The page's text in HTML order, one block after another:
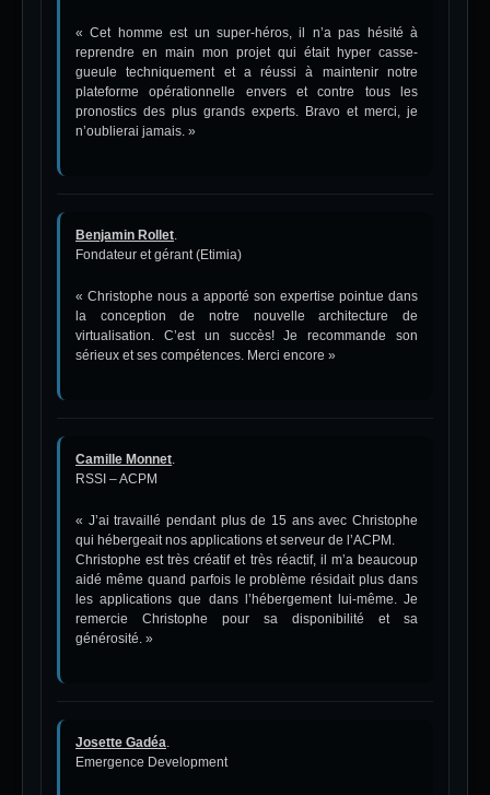
« Cet homme est un super-héros, il n’a pas hésité à
reprendre en main mon projet qui était hyper casse-
gueule techniquement et a réussi à maintenir notre
plateforme opérationnelle envers et contre tous les
pronostics des plus grands experts. Bravo et merci, je
n’oublierai jamais. »
Benjamin Rollet.
Fondateur et gérant (Etimia)
« Christophe nous a apporté son expertise pointue dans
la conception de notre nouvelle architecture de
virtualisation. C’est un succès! Je recommande son
sérieux et ses compétences. Merci encore »
Camille Monnet.
RSSI – ACPM
« J’ai travaillé pendant plus de 15 ans avec Christophe
qui hébergeait nos applications et serveur de l’ACPM.
Christophe est très créatif et très réactif, il m’a beaucoup
aidé même quand parfois le problème résidait plus dans
les applications que dans l’hébergement lui-même. Je
remercie Christophe pour sa disponibilité et sa
générosité. »
Josette Gadéa.
Emergence Development